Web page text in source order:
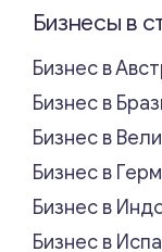
Бизнесы в
Бизнес в
Бизнес в
Бизнес в
Бизнес в
Бизнес в
Бизнес в